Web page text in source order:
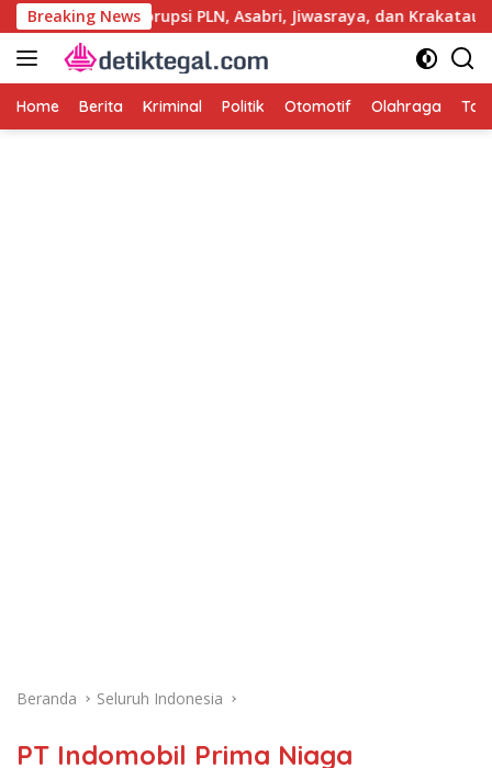
Langsung
ke
konten
Breaking News
Kasus Korupsi PLN, Asabri, Jiwasraya, dan Krakatau Steel
Home Berita Kriminal Politik Otomotif Olahraga
Beranda Seluruh Indonesia
PT Indomobil Prima Niaga